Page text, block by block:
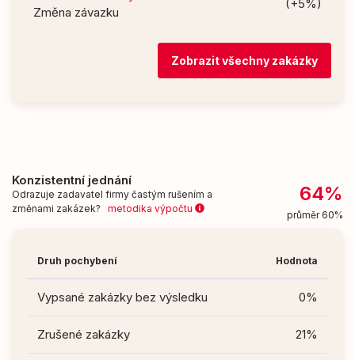
Změna závazku
(+5%)
Zobrazit všechny zakázky
Konzistentní jednání
Odrazuje zadavatel firmy častým rušením a
změnami zakázek? metodika výpočtu
64%
průměr 60%
Druh pochybení Hodnota
Vypsané zakázky bez výsledku 0%
Zrušené zakázky 21%